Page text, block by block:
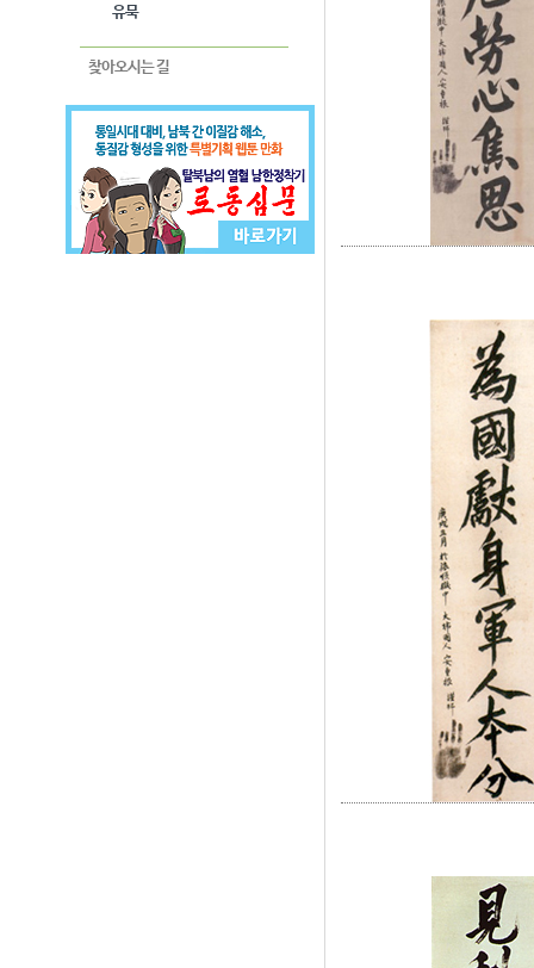
유묵
찾아오시는 길